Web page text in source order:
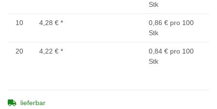
Stk
10 4,28 € *
0,86 € pro 100
Stk
20 4,22 € *
0,84 € pro 100
Stk
lieferbar